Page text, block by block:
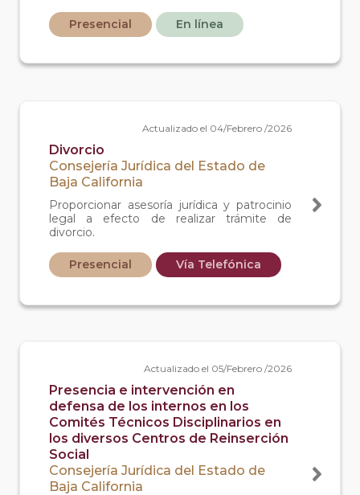
Presencial En línea
Actualizado el 04/Febrero /2026
Divorcio
Consejería Jurídica del Estado de
Baja California
Proporcionar asesoría jurídica y patrocinio
legal a efecto de realizar trámite de
divorcio.
Presencial Vía Telefónica
Actualizado el 05/Febrero /2026
Presencia e intervención en
defensa de los internos en los
Comités Técnicos Disciplinarios en
los diversos Centros de Reinserción
Social
Consejería Jurídica del Estado de
Baja California